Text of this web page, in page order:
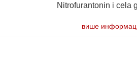
Nitrofurantonin i cela
више